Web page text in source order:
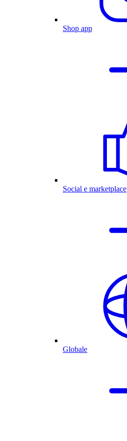
Shop app
Social e marketplace
Globale